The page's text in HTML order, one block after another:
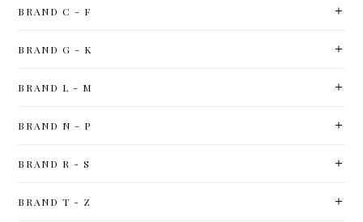
BRAND C - F
BRAND G - K
BRAND L - M
BRAND N - P
BRAND R - S
BRAND T - Z